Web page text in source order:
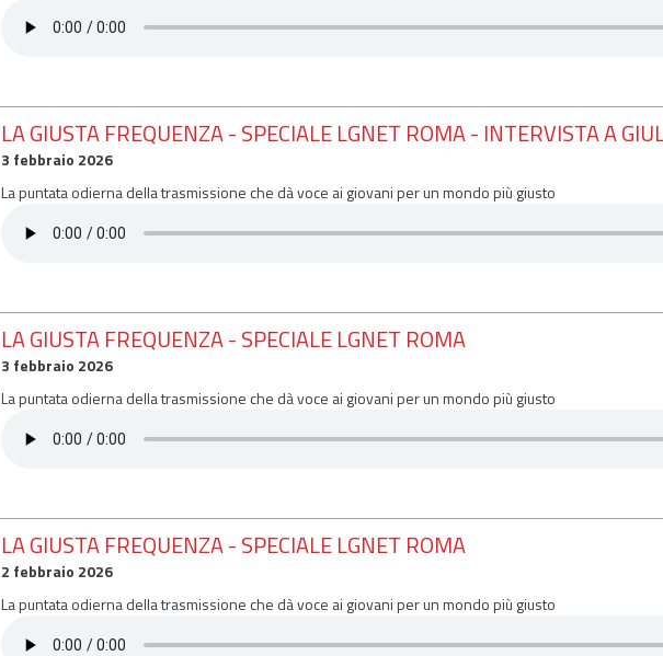
LA GIUSTA FREQUENZA - SPECIALE LGNET ROMA - INTERVISTA A
3 febbraio 2026
La puntata odierna della trasmissione che dà voce ai giovani per un mondo più giusto
LA GIUSTA FREQUENZA - SPECIALE LGNET ROMA
3 febbraio 2026
La puntata odierna della trasmissione che dà voce ai giovani per un mondo più giusto
LA GIUSTA FREQUENZA - SPECIALE LGNET ROMA
2 febbraio 2026
La puntata odierna della trasmissione che dà voce ai giovani per un mondo più giusto